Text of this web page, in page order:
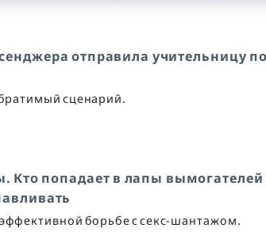
отправила учительницу
сценарий.
попадает в лапы вымогателей
борьбе с секс-шантажом.